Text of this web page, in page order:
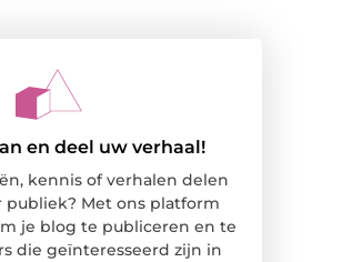
en deel uw verhaal!
kennis of verhalen delen
Met ons platform
je blog te publiceren en te
die geïnteresseerd zijn in